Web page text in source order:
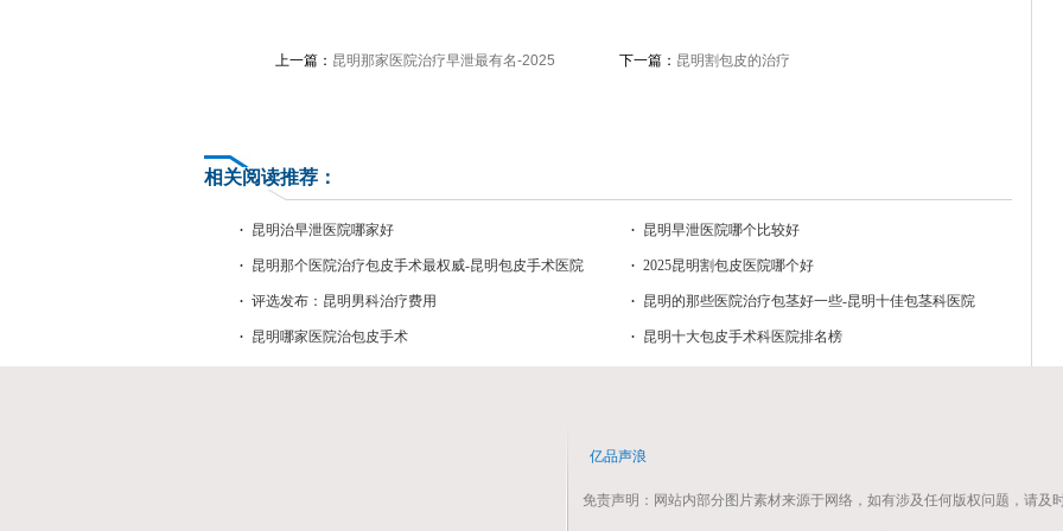
上一篇： 昆明那家医院治疗早泄最有名-2025 下一篇： 昆明割包皮的治疗
相关阅读推荐：
昆明治早泄医院哪家好 昆明早泄医院哪个比较好
昆明那个医院治疗包皮手术最权威-昆明包皮手术医院
排名榜前三？
2025昆明割包皮医院哪个好
评选发布：昆明男科治疗费用 昆明的那些医院治疗包茎好一些-昆明十佳包茎科医院
排名？
昆明哪家医院治包皮手术 昆明十大包皮手术科医院排名榜
亿品声浪
免责声明：网站内部分图片素材来源于网络，如有涉及任何版权问题，请及